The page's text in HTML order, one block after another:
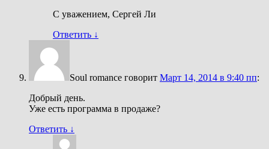
С уважением, Сергей Ли
Ответить ↓
Soul romance говорит Март 14, 2014 в 9:40 пп:
Добрый день.
Уже есть программа в продаже?
Ответить ↓